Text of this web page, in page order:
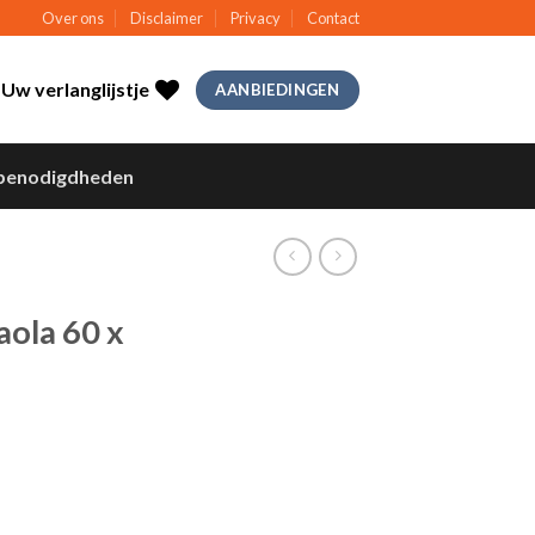
Over ons Disclaimer Privacy Contact
Uw verlanglijstje AANBIEDINGEN
60 x